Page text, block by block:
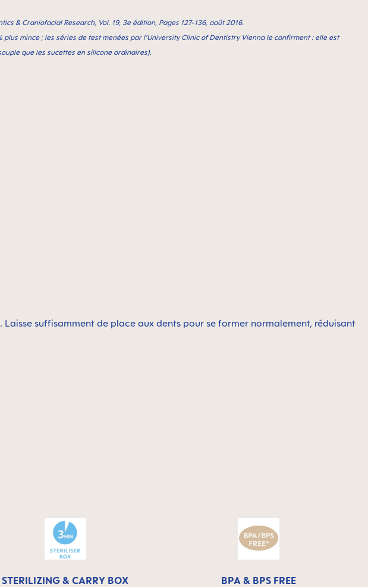
& Craniofacial Research, Vol. 19, 3e édition, Pages 127-136, août 2016.
mince ; les séries de test menées par l’University Clinic of Dentistry Vienna le confirment : elle est
que les sucettes en silicone ordinaires).
suffisamment de place aux dents pour se former normalement, réduisant
STERILIZING & CARRY BOX
BPA & BPS FREE